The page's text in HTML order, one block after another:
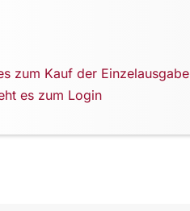
zum Kauf der Einzelausgabe
es zum Login